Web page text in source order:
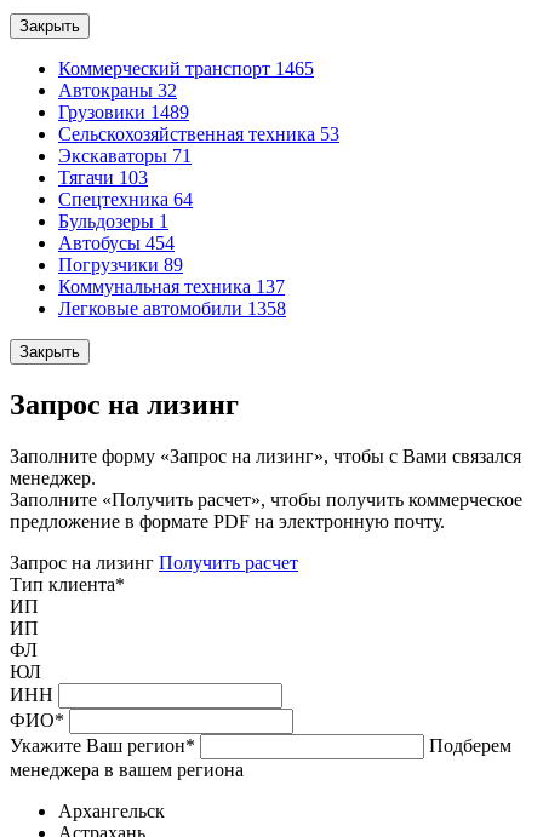
Закрыть
Коммерческий транспорт 1465
Автокраны 32
Грузовики 1489
Сельскохозяйственная техника 53
Экскаваторы 71
Тягачи 103
Спецтехника 64
Бульдозеры 1
Автобусы 454
Погрузчики 89
Коммунальная техника 137
Легковые автомобили 1358
Закрыть
Запрос на лизинг
Заполните форму «Запрос на лизинг», чтобы с Вами связался
менеджер.
Заполните «Получить расчет», чтобы получить коммерческое
предложение в формате PDF на электронную почту.
Запрос на лизинг Получить расчет
Тип клиента*
ИП
ИП
ФЛ
ЮЛ
ИНН
ФИО*
Укажите Ваш регион*
Подберем
менеджера в вашем региона
Архангельск
Астрахань